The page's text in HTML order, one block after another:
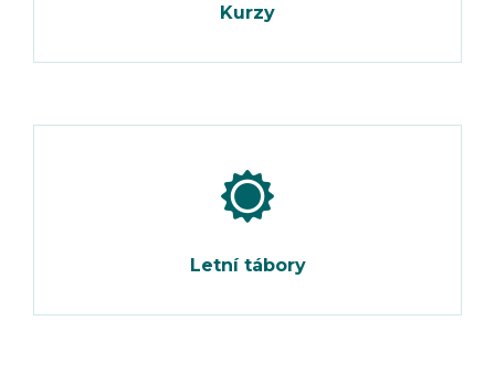
Kurzy
Letní tábory